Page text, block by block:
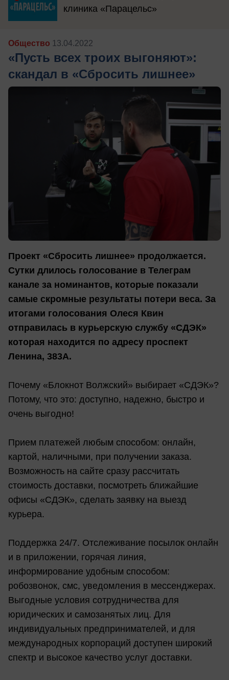
клиника «Парацельс»
Общество 13.04.2022
«Пусть всех троих выгоняют»:
скандал в «Сбросить лишнее»
Проект «Сбросить лишнее» продолжается.
Сутки длилось голосование в Телеграм
канале за номинантов, которые показали
самые скромные результаты потери веса. За
итогами голосования Олеся Квин
отправилась в курьерскую службу «СДЭК»
которая находится по адресу проспект
Ленина, 383А.
Почему «Блокнот Волжский» выбирает «СДЭК»?
Потому, что это: доступно, надежно, быстро и
очень выгодно!
Прием платежей любым способом: онлайн,
картой, наличными, при получении заказа.
Возможность на сайте сразу рассчитать
стоимость доставки, посмотреть ближайшие
офисы «СДЭК», сделать заявку на выезд
курьера.
Поддержка 24/7. Отслеживание посылок онлайн
и в приложении, горячая линия,
информирование удобным способом:
робозвонок, смс, уведомления в мессенджерах.
Выгодные условия сотрудничества для
юридических и самозанятых лиц. Для
индивидуальных предпринимателей, и для
международных корпораций доступен широкий
спектр и высокое качество услуг доставки.